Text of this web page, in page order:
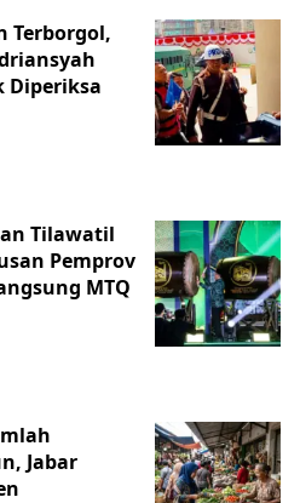
Terborgol,
Diperiksa
Tilawatil
Pemprov
MTQ
Jabar